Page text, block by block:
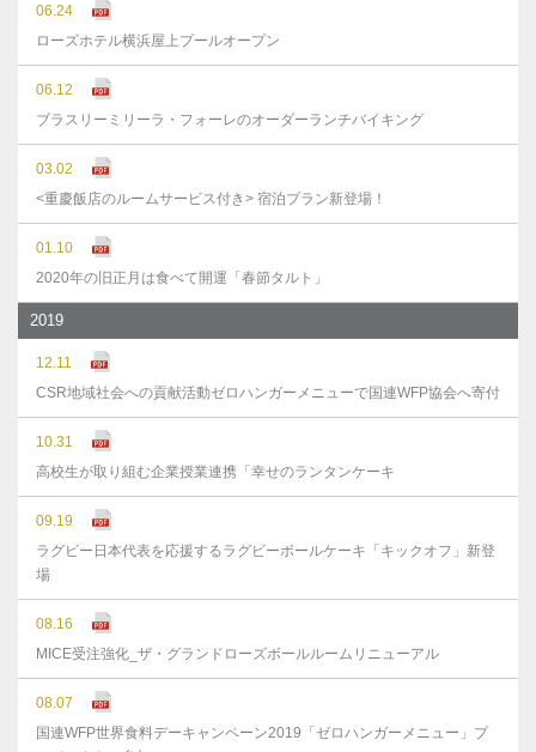
06.24
ローズホテル横浜屋上プールオープン
06.12
ブラスリーミリーラ・フォーレのオーダーランチバイキング
03.02
<重慶飯店のルームサービス付き> 宿泊プラン新登場！
01.10
2020年の旧正月は食べて開運「春節タルト」
2019
12.11
CSR地域社会への貢献活動ゼロハンガーメニューで国連WFP協会へ寄付
10.31
高校生が取り組む企業授業連携「幸せのランタンケーキ
09.19
ラグビー日本代表を応援するラグビーボールケーキ「キックオフ」新登
場
08.16
MICE受注強化_ザ・グランドローズボールルームリニューアル
08.07
国連WFP世界食料デーキャンペーン2019「ゼロハンガーメニュー」プ